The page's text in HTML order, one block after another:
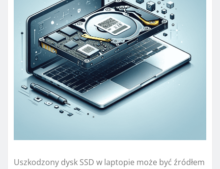
Uszkodzony dysk SSD w laptopie może być źródłem